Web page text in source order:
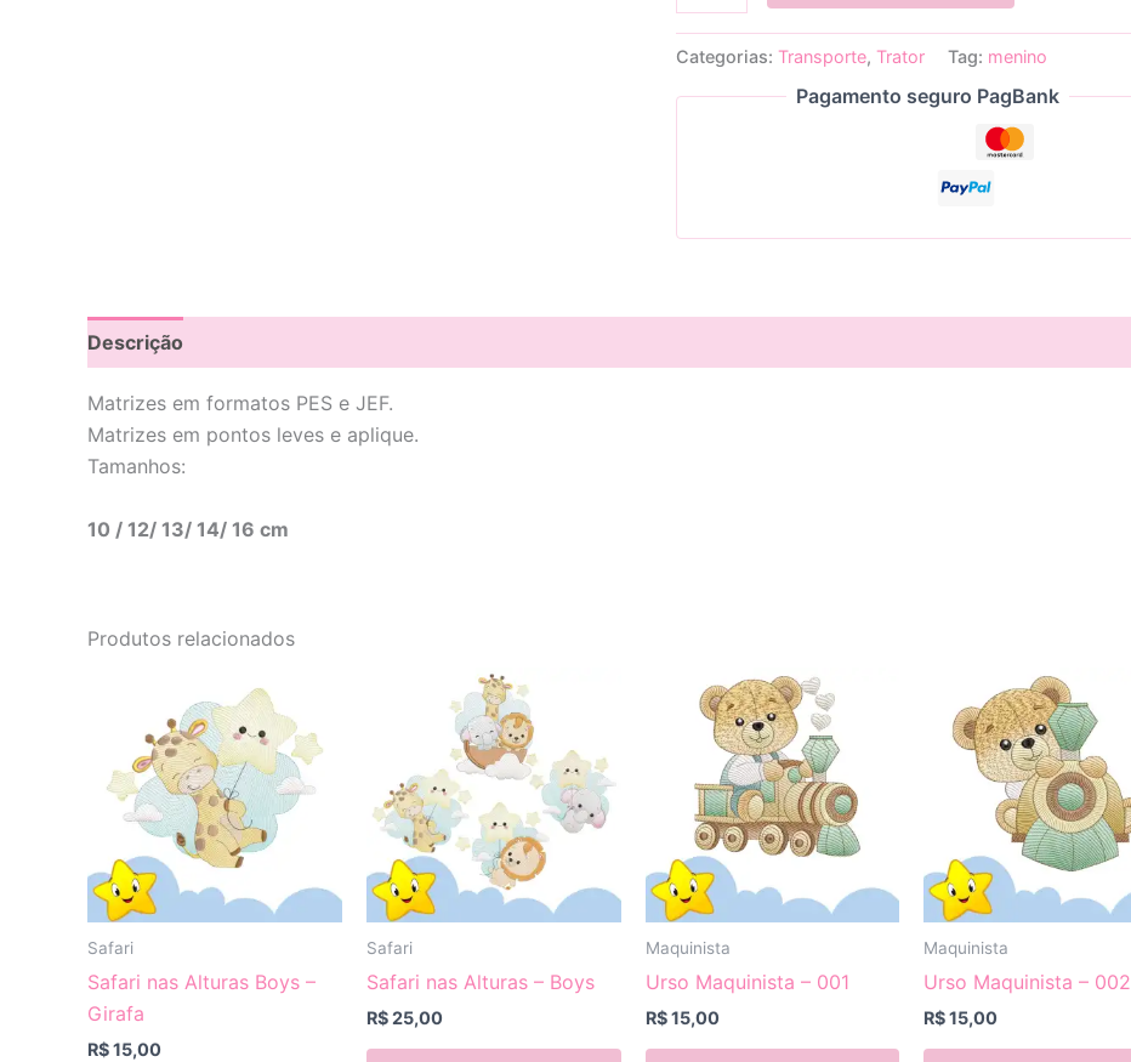
Categorias:Transporte,Trator Tag: menino
Pagamento seguro PagBank
Descrição
Matrizes em formatos PES e JEF.
Matrizes em pontos leves e aplique.
Tamanhos:
10 / 12/ 13/ 14/ 16 cm
Produtos relacionados
Safari
Safari nas Alturas Boys –
Girafa
R$15,00
Safari
Safari nas Alturas – Boys
R$25,00
Maquinista
Urso Maquinista – 001
R$15,00
Maquinista
Urso Maquinista – 002
R$15,00